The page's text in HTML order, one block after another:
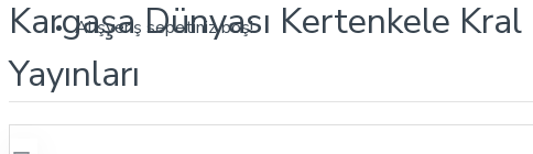
Alışveriş sepetiniz boş!
Kargaşa Dünyası Kertenkele
Yayınları